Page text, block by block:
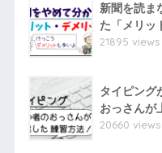
新聞を読ま
た「メリッ
21895 views
タイピング
おっさんが
20660 views